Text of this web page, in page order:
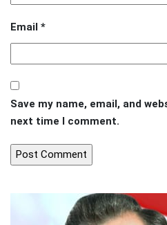
Email *
Save my name, email, and
next time I comment.